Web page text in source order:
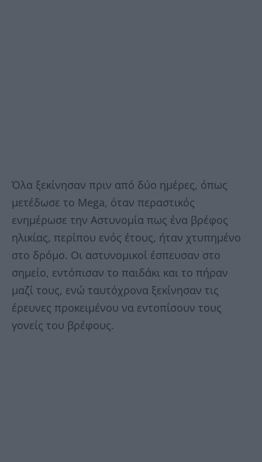
Όλα ξεκίνησαν πριν από δύο ημέρες, όπως
μετέδωσε το Mega, όταν περαστικός
ενημέρωσε την Αστυνομία πως ένα βρέφος
ηλικίας, περίπου ενός έτους, ήταν χτυπημένο
στο δρόμο. Οι αστυνομικοί έσπευσαν στο
σημείο, εντόπισαν το παιδάκι και το πήραν
μαζί τους, ενώ ταυτόχρονα ξεκίνησαν τις
έρευνες προκειμένου να εντοπίσουν τους
γονείς του βρέφους.